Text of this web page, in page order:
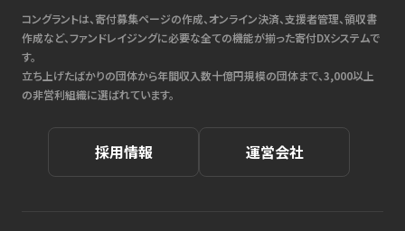
コングラントは、寄付募集ページの作成、オンライン決済、支援者管理、領収書
作成など、ファンドレイジングに必要な全ての機能が揃った寄付DXシステムで
す。
立ち上げたばかりの団体から年間収入数十億円規模の団体まで、3,000以上
の非営利組織に選ばれています。
採用情報 運営会社